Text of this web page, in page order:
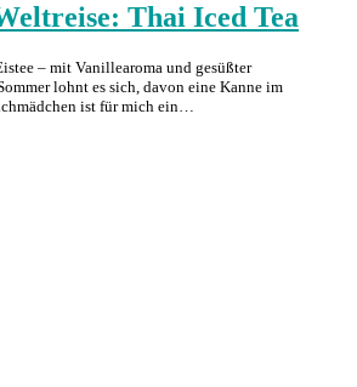
Thai Iced Tea
– mit Vanillearoma und gesüßter
lohnt es sich, davon eine Kanne im
ist für mich ein…